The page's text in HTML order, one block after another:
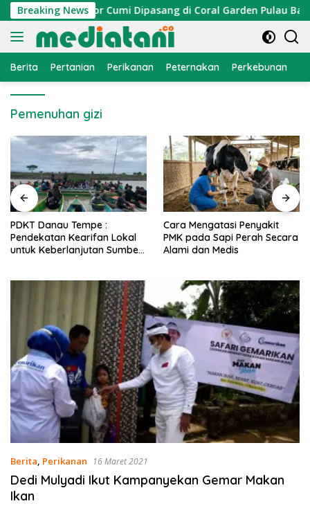
Langsung
ke
konten
Breaking News
Atraktor Cumi Dipasang di Coral Garden Pulau
Berita Pertanian Perikanan Peternakan Perkebunan
Pemenuhan gizi
PDKT Danau Tempe :
Pendekatan Kearifan Lokal
untuk Keberlanjutan Sumber
Cara Mengatasi Penyakit
PMK pada Sapi Perah Secara
Alami dan Medis
Berita, Perikanan 16 Maret 2021
Dedi Mulyadi Ikut Kampanyekan Gemar Makan
Ikan